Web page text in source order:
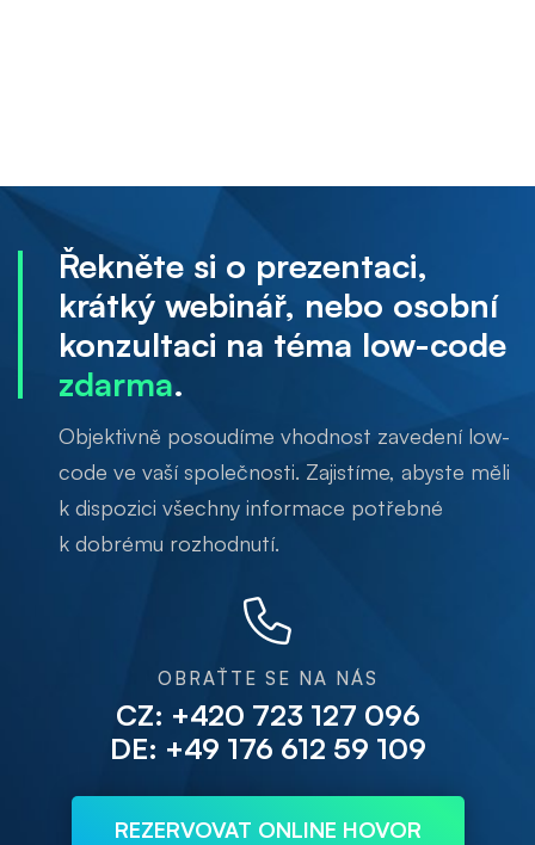
Řekněte si o prezentaci,
krátký webinář, nebo osobní
konzultaci na téma low-code
zdarma.
Objektivně posoudíme vhodnost zavedení low-
code ve vaší společnosti. Zajistíme, abyste měli
k dispozici všechny informace potřebné
k dobrému rozhodnutí.
OBRAŤTE SE NA NÁS
CZ: +420 723 127 096
DE: +49 176 612 59 109
REZERVOVAT ONLINE HOVOR